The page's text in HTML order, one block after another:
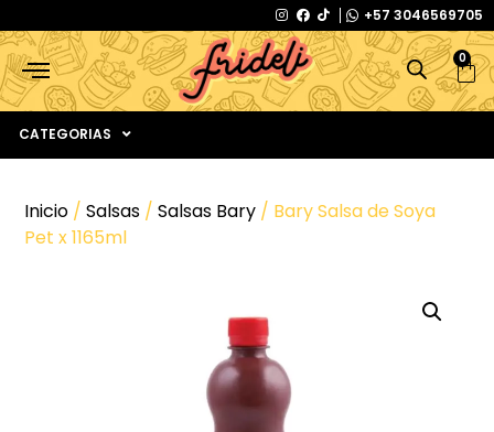
+57 3046569705
0
CATEGORIAS
Inicio /Salsas /Salsas Bary / Bary Salsa de Soya
Pet x 1165ml